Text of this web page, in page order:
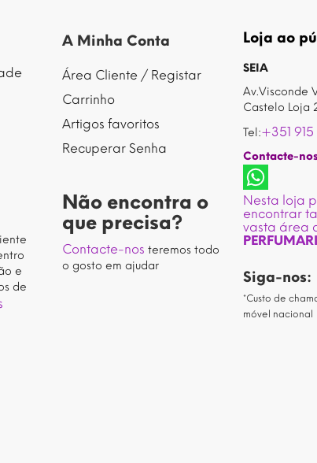
e
de
A Minha Conta
Área Cliente / Registar
Carrinho
Artigos favoritos
Recuperar Senha
Não encontra o
que precisa?
Contacte-nos teremos todo
o gosto em ajudar
Loja ao
SEIA
Av.Visconde
Castelo Loja
Tel:+351
Contacte-
Nesta loja
encontrar
vasta área
Siga-nos:
*Custo de
móvel nacional